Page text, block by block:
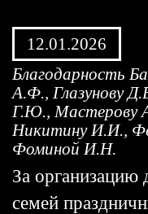
12.01.2026
Благодарность
А.Ф., Глазунову
Г.Ю., Мастерову
Никитину И.И.,
Фоминой И.Н.
За организацию
семей